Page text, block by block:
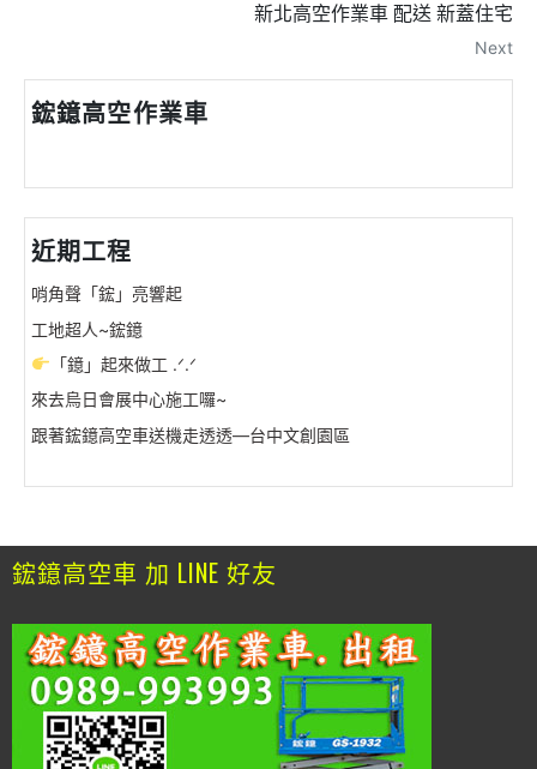
新北高空作業車 配送 新蓋住宅
Next
鋐鐿高空作業車
近期工程
哨角聲「鋐」亮響起
工地超人~鋐鐿
「鐿」起來做工 .ᐟ.ᐟ
來去烏日會展中心施工囉~
跟著鋐鐿高空車送機走透透—台中文創園區
鋐鐿高空車 加 LINE 好友